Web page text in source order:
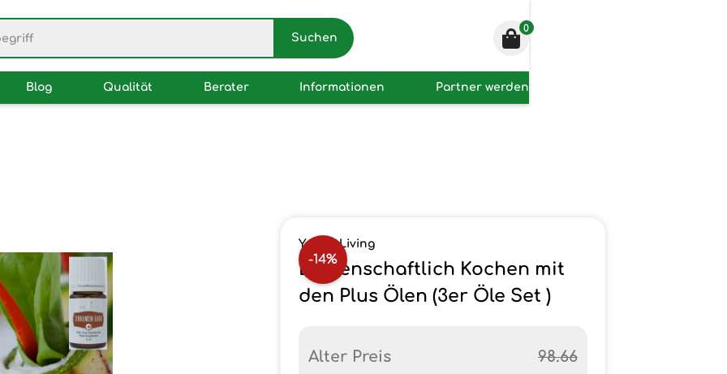
0
Blog Qualität Berater Informationen Partner werden
-14%
Young Living
Leidenschaftlich Kochen mit
den Plus Ölen (3er Öle Set )
Alter Preis
98.66